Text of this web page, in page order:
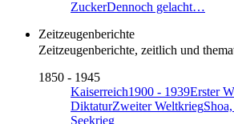
ZuckerDennoch gelacht…
Zeitzeugenberichte
Zeitzeugenberichte, zeitlich und
1850 - 1945
Kaiserreich1900 - 1939Erster
DiktaturZweiter Weltkrieg
Seekrieg